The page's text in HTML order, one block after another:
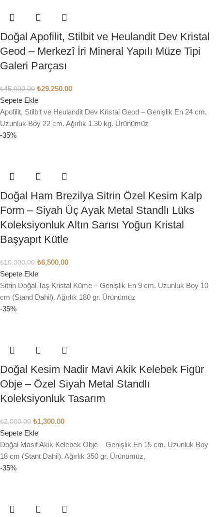
Doğal Apofilit, Stilbit ve Heulandit Dev Kristal
Geod – Merkezî İri Mineral Yapılı Müze Tipi
Galeri Parçası
₺45,000.00 ₺29,250.00
Sepete Ekle
Apofilit, Stilbit ve Heulandit Dev Kristal Geod – Genişlik En 24 cm.
Uzunluk Boy 22 cm. Ağırlık 1.30 kg. Ürünümüz
-35%
Doğal Ham Brezilya Sitrin Özel Kesim Kalp
Form – Siyah Üç Ayak Metal Standlı Lüks
Koleksiyonluk Altın Sarısı Yoğun Kristal
Başyapıt Kütle
₺10,000.00 ₺6,500.00
Sepete Ekle
Sitrin Doğal Taş Kristal Küme – Genişlik En 9 cm. Uzunluk Boy 10
cm (Stand Dahil). Ağırlık 180 gr. Ürünümüz
-35%
Doğal Kesim Nadir Mavi Akik Kelebek Figür
Obje – Özel Siyah Metal Standlı
Koleksiyonluk Tasarım
₺2,000.00 ₺1,300.00
Sepete Ekle
Doğal Masif Akik Kelebek Obje – Genişlik En 15 cm. Uzunluk Boy
18 cm (Stant Dahil). Ağırlık 350 gr. Ürünümüz,
-35%